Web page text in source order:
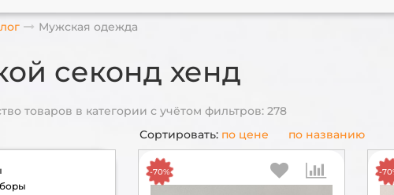
Мужская одежда
секонд хенд
товаров в категории с учётом фильтров: 278
Сортировать: по цене по названию
-70% -